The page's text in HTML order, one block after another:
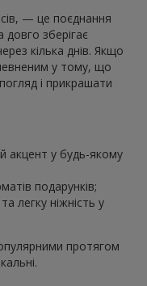
— це поєднання
довго зберігає
кілька днів. Якщо
у тому, що
і прикрашати
акцент у будь-якому
подарунків;
легку ніжність у
протягом